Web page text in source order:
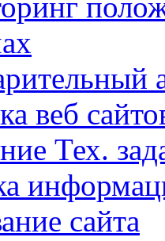
веб
Тех.
сайта